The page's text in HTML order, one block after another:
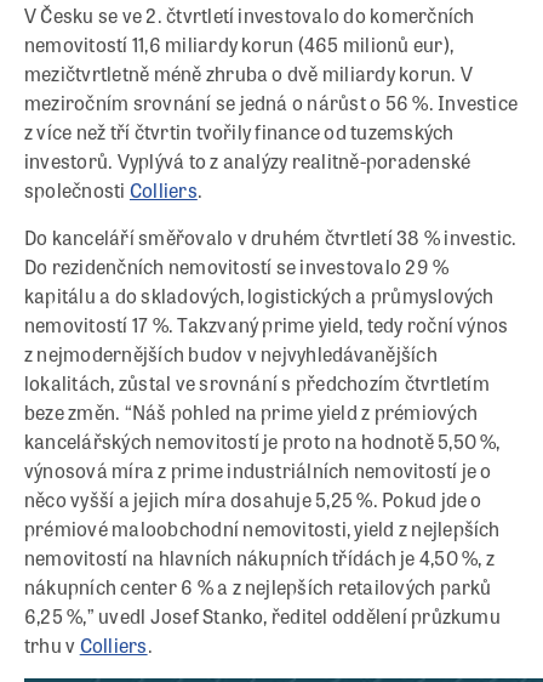
V Česku se ve 2. čtvrtletí investovalo do komerčních
nemovitostí 11,6 miliardy korun (465 milionů eur),
mezičtvrtletně méně zhruba o dvě miliardy korun. V
meziročním srovnání se jedná o nárůst o 56 %. Investice
z více než tří čtvrtin tvořily finance od tuzemských
investorů. Vyplývá to z analýzy realitně-poradenské
společnosti Colliers.
Do kanceláří směřovalo v druhém čtvrtletí 38 % investic.
Do rezidenčních nemovitostí se investovalo 29 %
kapitálu a do skladových, logistických a průmyslových
nemovitostí 17 %. Takzvaný prime yield, tedy roční výnos
z nejmodernějších budov v nejvyhledávanějších
lokalitách, zůstal ve srovnání s předchozím čtvrtletím
beze změn. “Náš pohled na prime yield z prémiových
kancelářských nemovitostí je proto na hodnotě 5,50 %,
výnosová míra z prime industriálních nemovitostí je o
něco vyšší a jejich míra dosahuje 5,25 %. Pokud jde o
prémiové maloobchodní nemovitosti, yield z nejlepších
nemovitostí na hlavních nákupních třídách je 4,50 %, z
nákupních center 6 % a z nejlepších retailových parků
6,25 %,” uvedl Josef Stanko, ředitel oddělení průzkumu
trhu vColliers.